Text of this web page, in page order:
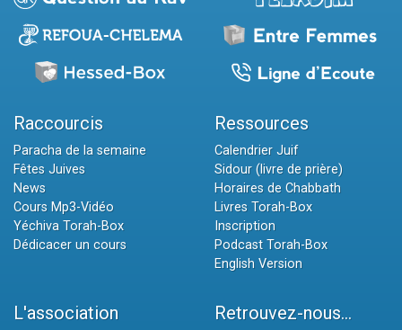
Raccourcis
Paracha de la semaine
Fêtes Juives
News
Cours Mp3-Vidéo
Yéchiva Torah-Box
Dédicacer un cours
Ressources
Calendrier Juif
Sidour (livre de prière)
Horaires de Chabbath
Livres Torah-Box
Inscription
Podcast Torah-Box
English Version
L'association Retrouvez-nous...